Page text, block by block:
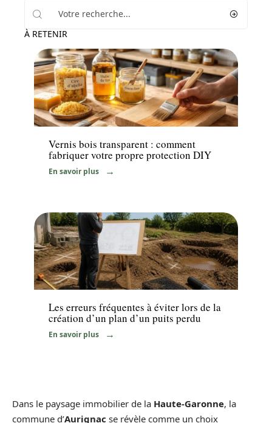
À RETENIR
News
Vernis bois transparent : comment
fabriquer votre propre protection DIY
En savoir plus
Travaux
Les erreurs fréquentes à éviter lors de la
création d’un plan d’un puits perdu
En savoir plus
Dans le paysage immobilier de la Haute-Garonne, la
commune d’Aurignac se révèle comme un choix